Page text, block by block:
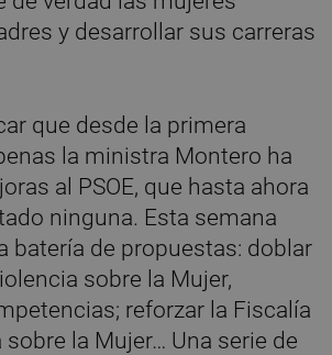
y desarrollar sus carreras
que desde la primera
la ministra Montero ha
al PSOE, que hasta ahora
ninguna. Esta semana
batería de propuestas: doblar
sobre la Mujer,
reforzar la Fiscalía
sobre la Mujer… Una serie de